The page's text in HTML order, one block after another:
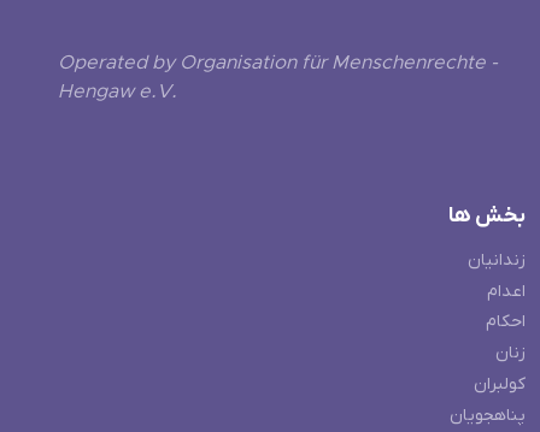
Operated by Organisation für Menschenrechte -
Hengaw e.V.
بخش ها
زندانیان
اعدام
احکام
زنان
کولبران
پناهجویان